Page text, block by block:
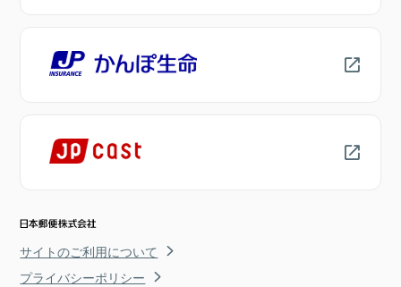
サイトのご利用について
プライバシーポリシー